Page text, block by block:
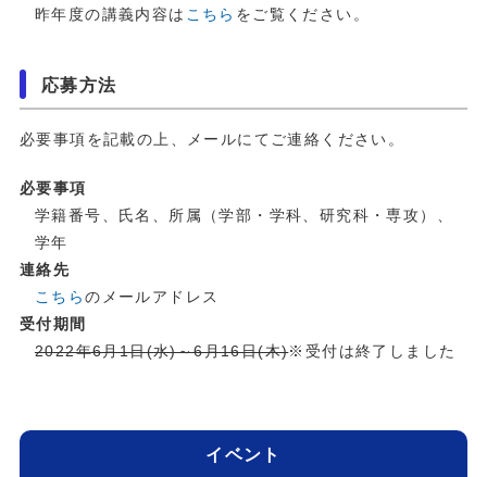
昨年度の講義内容は こちら をご覧ください。
応募方法
必要事項を記載の上、メールにてご連絡ください。
必要事項
学籍番号、氏名、所属（学部・学科、研究科・専攻）、
学年
連絡先
こちらのメールアドレス
受付期間
2022年6月1日(水)～6月16日(木)※受付は終了しました
イベント